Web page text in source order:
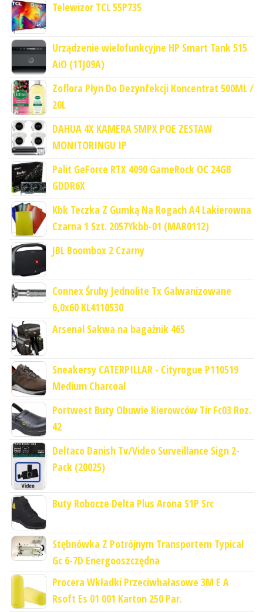
Telewizor TCL 55P735
Urządzenie wielofunkcyjne HP Smart Tank 515
AiO (1TJ09A)
Zoflora Płyn Do Dezynfekcji Koncentrat 500ML /
20L
DAHUA 4X KAMERA 5MPX POE ZESTAW
MONITORINGU IP
Palit GeForce RTX 4090 GameRock OC 24GB
GDDR6X
Kbk Teczka Z Gumką Na Rogach A4 Lakierowna
Czarna 1 Szt. 2057Ykbb-01 (MAR0112)
JBL Boombox 2 Czarny
Connex Śruby Jednolite Tx Galwanizowane
6,0x60 KL4110530
Arsenal Sakwa na bagażnik 465
Sneakersy CATERPILLAR - Cityrogue P110519
Medium Charcoal
Portwest Buty Obuwie Kierowców Tir Fc03 Roz.
42
Deltaco Danish Tv/Video Surveillance Sign 2-
Pack (20025)
Buty Robocze Delta Plus Arona S1P Src
Stębnówka Z Potrójnym Transportem Typical
Gc 6-7D Energooszczędna
Procera Wkładki Przeciwhałasowe 3M E A
Rsoft Es 01 001 Karton 250 Par.